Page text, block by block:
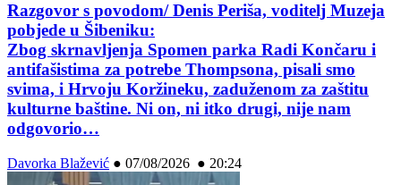
Razgovor s povodom/ Denis Periša, voditelj Muzeja
pobjede u Šibeniku:
Zbog skrnavljenja Spomen parka Radi Končaru i
antifašistima za potrebe Thompsona, pisali smo
svima, i Hrvoju Koržineku, zaduženom za zaštitu
kulturne baštine. Ni on, ni itko drugi, nije nam
odgovorio…
Davorka Blažević ● 07/08/2026 ● 20:24